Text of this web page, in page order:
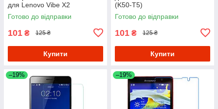
для Lenovo Vibe X2
Готово до відправки
101 ₴ 125 ₴
Купити
(K50-T5)
Готово до відправки
101 ₴ 125 ₴
Купити
–19% –19%